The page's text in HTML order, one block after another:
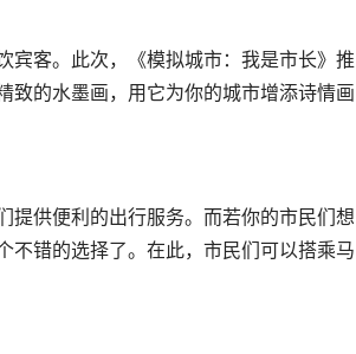
宾客。此次，《模拟城市：我是市长》推
致的水墨画，用它为你的城市增添诗情画
提供便利的出行服务。而若你的市民们想
不错的选择了。在此，市民们可以搭乘马